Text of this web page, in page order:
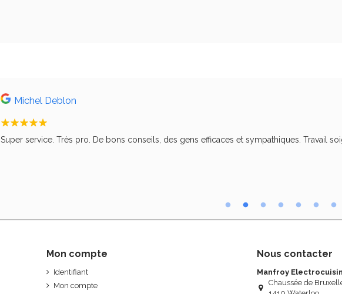
Michel Deblon
Super service. Très pro. De bons conseils, des gens efficaces et sympathiques. Travail
Mon compte
Identifiant
Mon compte
Nous contacter
Manfroy
Chaussée de